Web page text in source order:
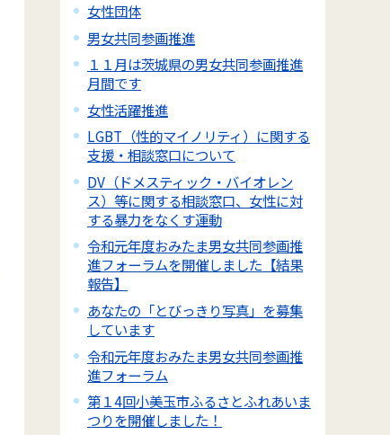
女性団体
男女共同参画推進
１１月は茨城県の男女共同参画推進
月間です
女性活躍推進
LGBT（性的マイノリティ）に関する
支援・相談窓口について
DV（ドメスティック・バイオレン
ス）等に関する相談窓口、女性に対
する暴力をなくす運動
令和元年度おみたま男女共同参画推
進フォーラムを開催しました【結果
報告】
あなたの「とびっきり写真」を募集
しています
令和元年度おみたま男女共同参画推
進フォーラム
第１4回小美玉市ふるさとふれあいま
つりを開催しました！